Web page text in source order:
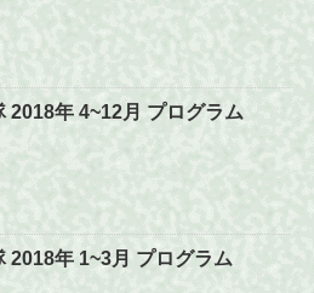
2018年 4~12月 プログラム
2018年 1~3月 プログラム